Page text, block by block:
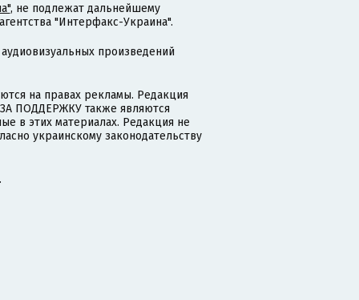
, не подлежат дальнейшему
"Интерфакс-Украина".
произведений
на правах рекламы. Редакция
ПОДДЕРЖКУ также являются
в этих материалах. Редакция не
украинскому законодательству